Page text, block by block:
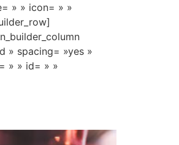
» » icon= » »
» spacing= »yes »
» » id= » »